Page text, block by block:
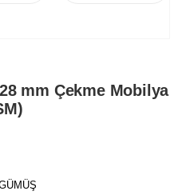
mm Çekme Mobilya